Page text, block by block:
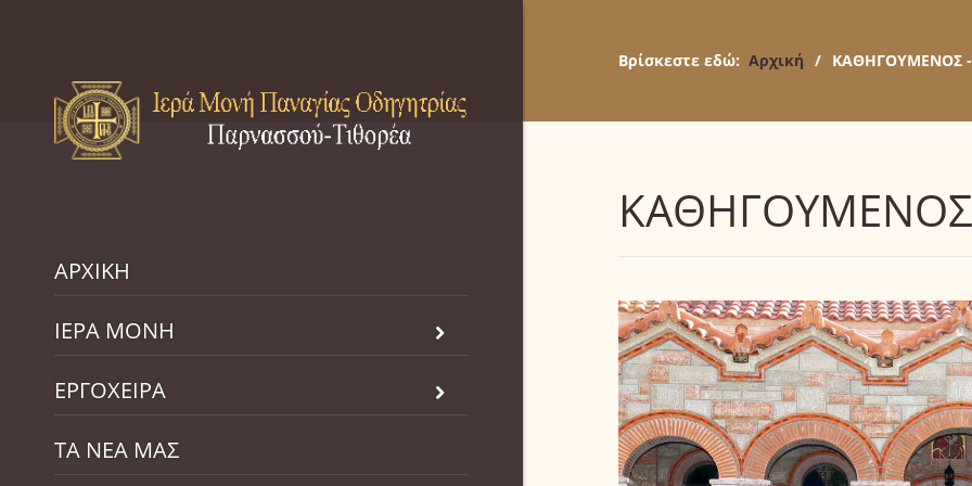
ΑΡΧΙΚΗ
ΙΕΡΑ ΜΟΝΗ
ΕΡΓΟΧΕΙΡΑ
ΤΑ ΝΕΑ ΜΑΣ
Βρίσκεστε εδώ: Αρχική / ΚΑΘΗΓΟΥΜΕΝΟΣ